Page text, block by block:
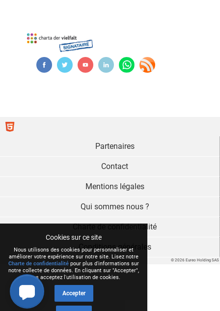
Cookies sur ce site
Nous utilisons des cookies pour personnaliser et
améliorer votre expérience sur notre site. Lisez notre
Charte de confidentialité pour plus d'informations sur
notre collecte de données. En cliquant sur "Accepter",
vous acceptez l'utilisation de cookies.
Accepter
© 2026 Eureo Holding SAS
Partenaires
Contact
Mentions légales
Qui sommes nous ?
Charte de confidentialité
Conditions générales